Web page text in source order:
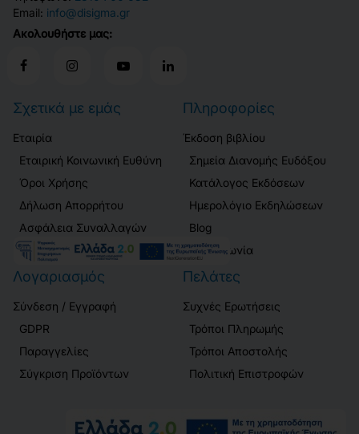
Email: info@disigma.gr
Ακολουθήστε μας:
Σχετικά με εμάς
Εταιρία
Εταιρική Κοινωνική Ευθύνη
Όροι Χρήσης
Δήλωση Απορρήτου
Ασφάλεια Συναλλαγών
Πληροφορίες
Έκδοση βιβλίου
Σημεία Διανομής Ευδόξου
Κατάλογος Εκδόσεων
Ημερολόγιο Εκδηλώσεων
Blog
Επικοινωνία
Λογαριασμός
Σύνδεση / Εγγραφή
GDPR
Παραγγελίες
Σύγκριση Προϊόντων
Πελάτες
Συχνές Ερωτήσεις
Τρόποι Πληρωμής
Τρόποι Αποστολής
Πολιτική Επιστροφών